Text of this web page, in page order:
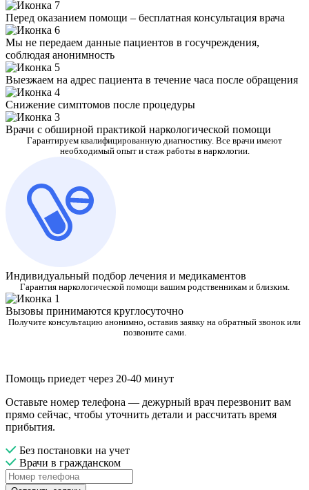
Перед оказанием помощи – бесплатная консультация врача
Мы не передаем данные пациентов в госучреждения,
соблюдая анонимность
Выезжаем на адрес пациента в течение часа после обращения
Снижение симптомов после процедуры
Врачи с обширной практикой наркологической помощи
Гарантируем квалифицированную диагностику. Все врачи имеют
необходимый опыт и стаж работы в наркологии.
Индивидуальный подбор лечения и медикаментов
Гарантия наркологической помощи вашим родственникам и близким.
Вызовы принимаются круглосуточно
Получите консультацию анонимно, оставив заявку на обратный звонок или
позвоните сами.
Помощь приедет через 20-40 минут
Оставьте номер телефона — дежурный врач перезвонит вам
прямо сейчас, чтобы уточнить детали и рассчитать время
прибытия.
Без постановки на учет
Врачи в гражданском